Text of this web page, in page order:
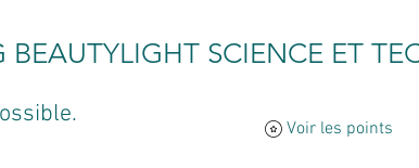
BEAUTYLIGHT SCIENCE ET
Voir les points